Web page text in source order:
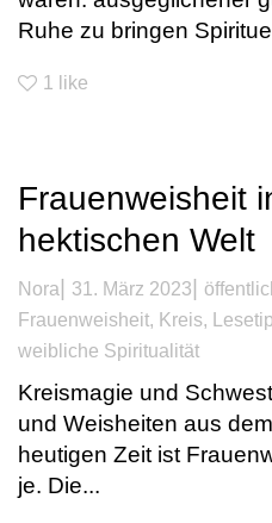
Ruhe zu bringen
1 like
Frauenweisheit
hektischen Welt
Nora| 31. März 2023|
Frauenweisheit Kreis
weibliche Spiritualität
Kreismagie und
und Weisheiten aus
heutigen Zeit ist
je. Die...